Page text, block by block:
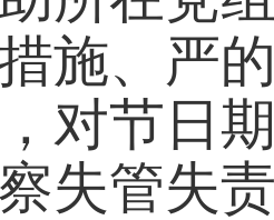
施、严
对节日
失管失